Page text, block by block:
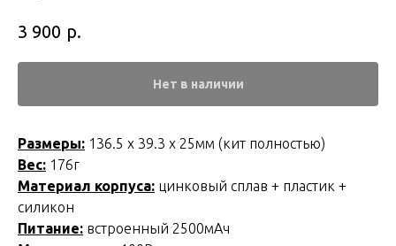
3 900 р.
Нет в наличии
Размеры: 136.5 х 39.3 х 25мм (кит полностью)
Вес: 176г
Материал корпуса: цинковый сплав + пластик +
силикон
Питание: встроенный 2500мАч